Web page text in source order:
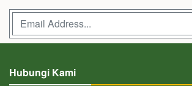
Hubungi Kami